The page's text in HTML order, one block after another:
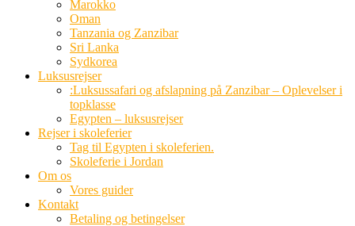
Marokko
Oman
Tanzania og Zanzibar
Sri Lanka
Sydkorea
Luksusrejser
:Luksussafari og afslapning på Zanzibar – Oplevelser i
topklasse
Egypten – luksusrejser
Rejser i skoleferier
Tag til Egypten i skoleferien.
Skoleferie i Jordan
Om os
Vores guider
Kontakt
Betaling og betingelser